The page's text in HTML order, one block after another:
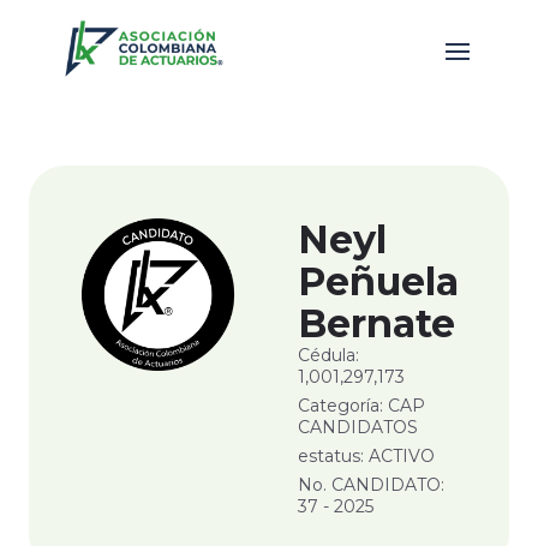
Neyl
Peñuela
Bernate
Cédula:
1,001,297,173
Categoría: CAP
CANDIDATOS
estatus: ACTIVO
No. CANDIDATO:
37 - 2025